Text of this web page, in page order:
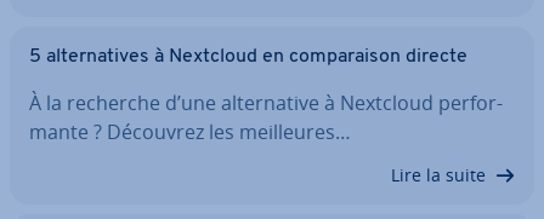
5 al­ter­na­tives à Nextcloud en com­pa­rai­son directe
À la recherche d’une al­ter­na­tive à Nextcloud per­for­
mante ? Découvrez les meil­leures…
Lire la suite